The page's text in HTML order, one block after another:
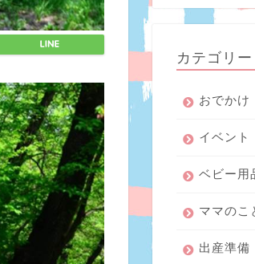
カテゴリー
おでかけ
イベント
ベビー用
ママのこ
出産準備